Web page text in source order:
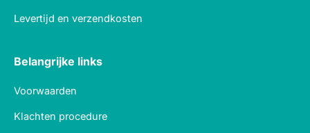
Levertijd en verzendkosten
Belangrijke links
Voorwaarden
Klachten procedure